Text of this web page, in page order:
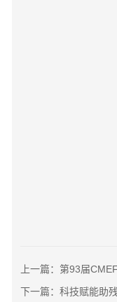
上一篇：
下一篇：